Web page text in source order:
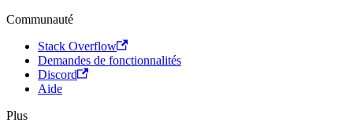
Communauté
Stack Overflow
Demandes de fonctionnalités
Discord
Aide
Plus